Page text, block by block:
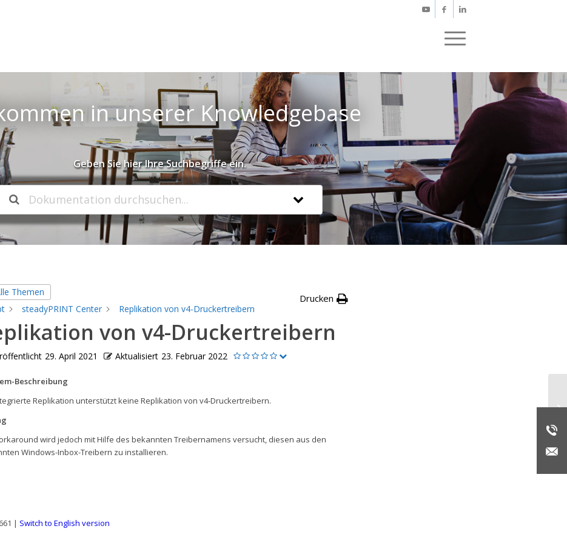
in unserer Knowledgebase
Geben Sie hier Ihre Suchbegriffe ein.
Themen
steadyPRINT Center Replikation von v4-Druckertreibern
Drucken
von v4-Druckertreibern
29. April 2021 Aktualisiert 23. Februar 2022
Beschreibung
Replikation unterstützt keine Replikation von v4-Druckertreibern.
wird jedoch mit Hilfe des bekannten Treibernamens versucht, diesen aus den
Windows-Inbox-Treibern zu installieren.
| Switch to English version